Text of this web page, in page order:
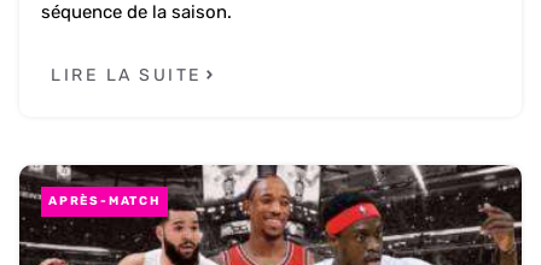
séquence de la saison.
LIRE LA SUITE
APRÈS-MATCH